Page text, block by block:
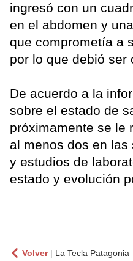
ingresó con un
en el abdomen y
que comprometía a
por lo que debió ser
De acuerdo a la
sobre el estado de
próximamente se le
al menos dos en las
y estudios de
estado y evolución
Volver| La Tecla Patagonia